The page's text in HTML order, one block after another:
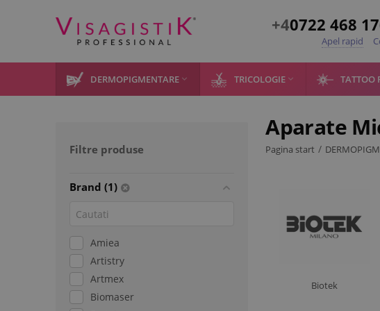
+40722 468
Apel rapid
DERMOPIGMENTARE  TRICOLOGIE  TATTOO
Filtre produse
Brand (1)
Amiea
Artistry
Artmex
Biomaser
Aparate
Pagina start /
Biotek